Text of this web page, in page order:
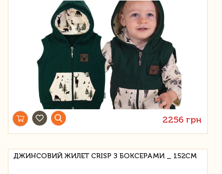
2256 грн
ДЖИНСОВИЙ ЖИЛЕТ CRISP З БОКСЕРАМИ _ 152СМ